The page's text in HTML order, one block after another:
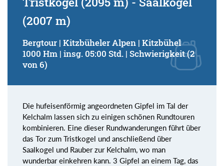
(2007 m)
Bergtour | Kitzbüheler Alpen | Kitzbühel
1000 Hm | insg. 05:00 Std. | Schwierigkeit (2
von 6)
Die hufeisenförmig angeordneten Gipfel im Tal der
Kelchalm lassen sich zu einigen schönen Rundtouren
kombinieren. Eine dieser Rundwanderungen führt über
das Tor zum Tristkogel und anschließend über
Saalkogel und Rauber zur Kelchalm, wo man
wunderbar einkehren kann. 3 Gipfel an einem Tag, das